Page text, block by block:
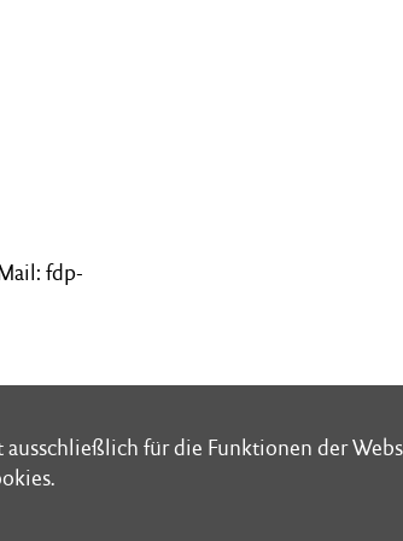
ausschließlich für die Funktionen der
ausschließlich für die Funktionen der
fdp-